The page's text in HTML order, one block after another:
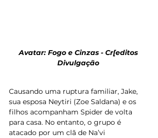
Avatar: Fogo e Cinzas - Cr[editos
Divulgação
Causando uma ruptura familiar, Jake,
sua esposa Neytiri (Zoe Saldana) e os
filhos acompanham Spider de volta
para casa. No entanto, o grupo é
atacado por um clã de Na’vi